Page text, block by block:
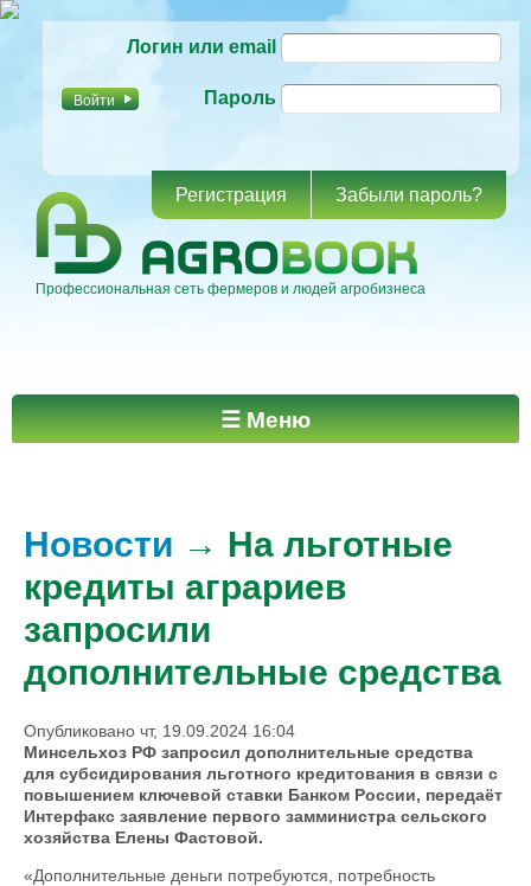
основному
Логин или email
Пароль
Регистрация Забыли пароль?
Профессиональная сеть фермеров и людей агробизнеса
Главное меню ☰ Меню
Новости → На льготные
кредиты аграриев
запросили
дополнительные средства
Опубликовано чт, 19.09.2024 16:04
Минсельхоз РФ запросил дополнительные средства
для субсидирования льготного кредитования в связи с
повышением ключевой ставки Банком России, передаёт
Интерфакс заявление первого замминистра сельского
хозяйства Елены Фастовой.
«Дополнительные деньги потребуются, потребность